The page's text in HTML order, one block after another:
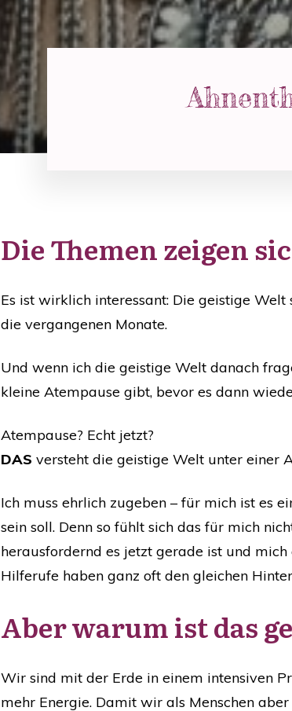
Die Themen zeigen
Es ist wirklich interessant: Die geistige
die vergangenen Monate.
Und wenn ich die geistige Welt danach
kleine Atempause gibt, bevor es dann
Atempause? Echt jetzt?
DAS versteht die geistige Welt unter einer
Ich muss ehrlich zugeben – für mich ist es
sein soll. Denn so fühlt sich das für mich
herausfordernd es jetzt gerade ist und
Hilferufe haben ganz oft den gleichen
Aber warum ist das
Wir sind mit der Erde in einem intensiven
mehr Energie. Damit wir als Menschen